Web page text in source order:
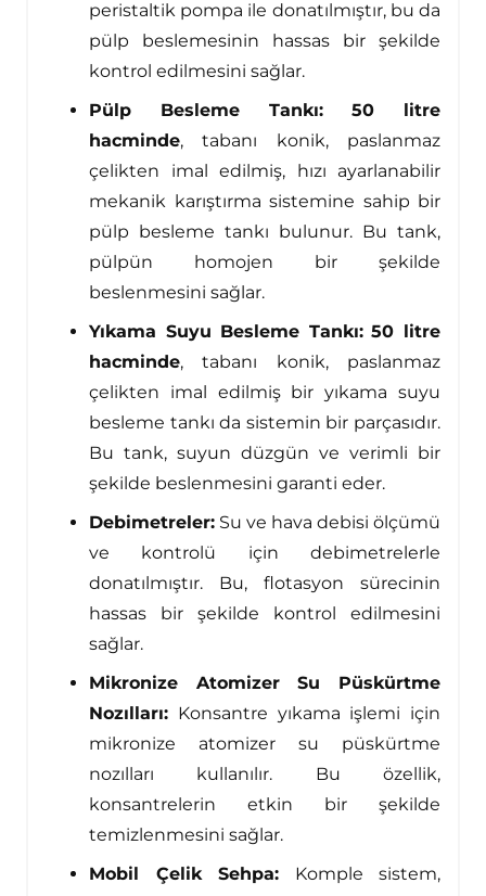
peristaltik pompa ile donatılmıştır, bu da
pülp beslemesinin hassas bir şekilde
kontrol edilmesini sağlar.
Pülp Besleme Tankı:
50 litre
hacminde, tabanı konik, paslanmaz
çelikten imal edilmiş, hızı ayarlanabilir
mekanik karıştırma sistemine sahip bir
pülp besleme tankı bulunur. Bu tank,
pülpün homojen bir şekilde
beslenmesini sağlar.
Yıkama Suyu Besleme Tankı: 50 litre
hacminde, tabanı konik, paslanmaz
çelikten imal edilmiş bir yıkama suyu
besleme tankı da sistemin bir parçasıdır.
Bu tank, suyun düzgün ve verimli bir
şekilde beslenmesini garanti eder.
Debimetreler: Su ve hava debisi ölçümü
ve kontrolü için debimetrelerle
donatılmıştır. Bu, flotasyon sürecinin
hassas bir şekilde kontrol edilmesini
sağlar.
Mikronize Atomizer Su Püskürtme
Nozılları: Konsantre yıkama işlemi için
mikronize atomizer su püskürtme
nozılları kullanılır. Bu özellik,
konsantrelerin etkin bir şekilde
temizlenmesini sağlar.
Mobil Çelik Sehpa: Komple sistem,